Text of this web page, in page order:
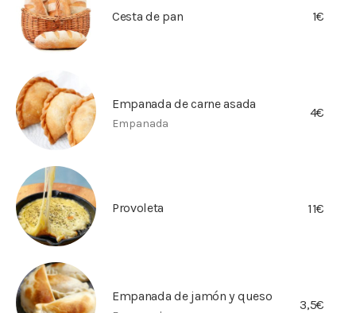
Cesta de pan 1€
Empanada de carne asada
Empanada
4€
Provoleta 11€
Empanada de jamón y queso
3,5€